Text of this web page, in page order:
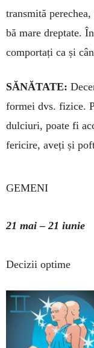
transmită
bă mare dreptate.
comportați ca și
SĂNĂTATE:
formei dvs. fizice.
dulciuri, poate fi
fericire, aveți și
GEMENI
21 mai – 21 iunie
Decizii optime